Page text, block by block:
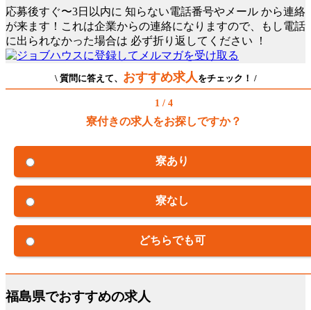
応募後すぐ〜3日以内に 知らない電話番号やメール から連絡
が来ます！これは企業からの連絡になりますので、もし電話
に出られなかった場合は 必ず折り返してください ！
\ 質問に答えて、 おすすめ求人 をチェック！ /
1 / 4
寮付きの求人をお探しですか？
寮あり
寮なし
どちらでも可
福島県でおすすめの求人